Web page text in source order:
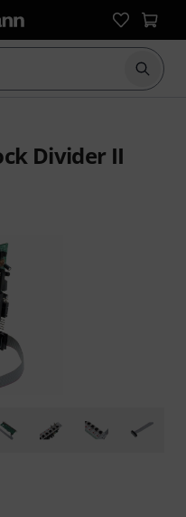
Suche
Divider II
68 Kundenbewertungen